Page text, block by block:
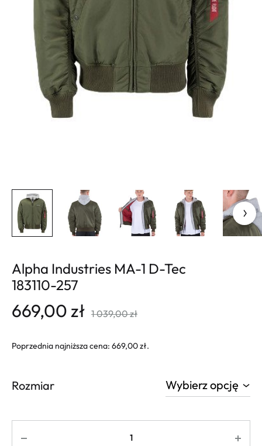
Alpha Industries MA-1 D-Tec
183110-257
669,00zł 1 039,00zł
Poprzednia najniższa cena: 669,00zł.
Rozmiar